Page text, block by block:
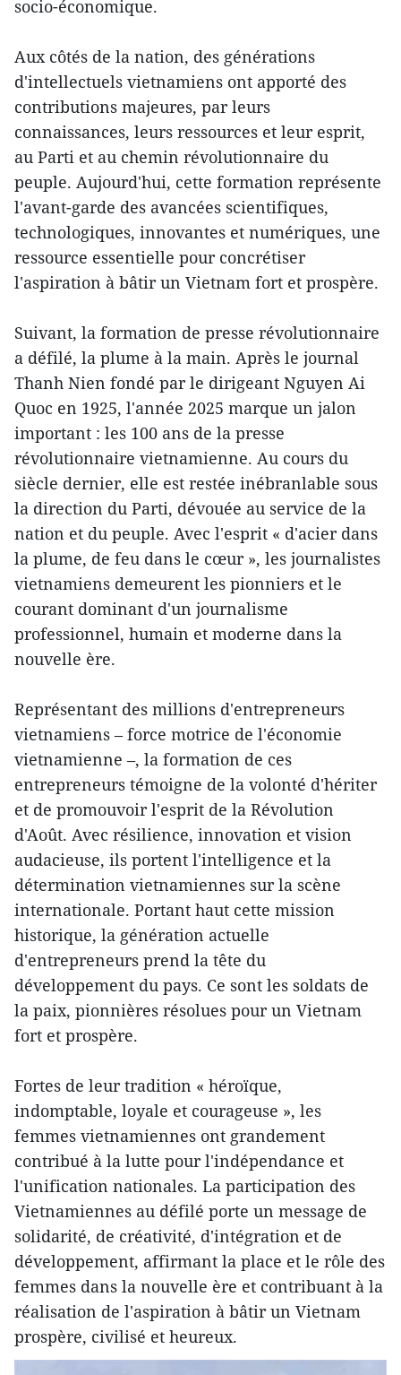
socio-économique.
Aux côtés de la nation, des générations
d'intellectuels vietnamiens ont apporté des
contributions majeures, par leurs
connaissances, leurs ressources et leur esprit,
au Parti et au chemin révolutionnaire du
peuple. Aujourd'hui, cette formation représente
l'avant-garde des avancées scientifiques,
technologiques, innovantes et numériques, une
ressource essentielle pour concrétiser
l'aspiration à bâtir un Vietnam fort et prospère.
Suivant, la formation de presse révolutionnaire
a défilé, la plume à la main. Après le journal
Thanh Nien fondé par le dirigeant Nguyen Ai
Quoc en 1925, l'année 2025 marque un jalon
important : les 100 ans de la presse
révolutionnaire vietnamienne. Au cours du
siècle dernier, elle est restée inébranlable sous
la direction du Parti, dévouée au service de la
nation et du peuple. Avec l'esprit « d'acier dans
la plume, de feu dans le cœur », les journalistes
vietnamiens demeurent les pionniers et le
courant dominant d'un journalisme
professionnel, humain et moderne dans la
nouvelle ère.
Représentant des millions d'entrepreneurs
vietnamiens – force motrice de l'économie
vietnamienne –, la formation de ces
entrepreneurs témoigne de la volonté d'hériter
et de promouvoir l'esprit de la Révolution
d'Août. Avec résilience, innovation et vision
audacieuse, ils portent l'intelligence et la
détermination vietnamiennes sur la scène
internationale. Portant haut cette mission
historique, la génération actuelle
d'entrepreneurs prend la tête du
développement du pays. Ce sont les soldats de
la paix, pionnières résolues pour un Vietnam
fort et prospère.
Fortes de leur tradition « héroïque,
indomptable, loyale et courageuse », les
femmes vietnamiennes ont grandement
contribué à la lutte pour l'indépendance et
l'unification nationales. La participation des
Vietnamiennes au défilé porte un message de
solidarité, de créativité, d'intégration et de
développement, affirmant la place et le rôle des
femmes dans la nouvelle ère et contribuant à la
réalisation de l'aspiration à bâtir un Vietnam
prospère, civilisé et heureux.